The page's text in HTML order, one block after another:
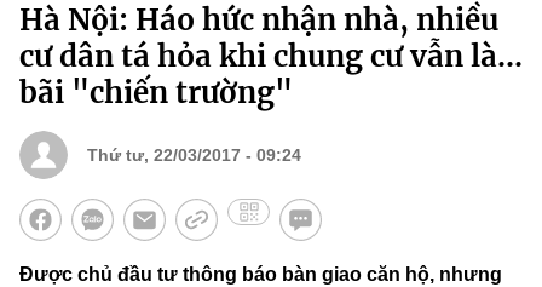
Hà Nội: Háo hức nhận nhà, nhiều
cư dân tá hỏa khi chung cư vẫn là...
bãi "chiến trường"
Thứ tư, 22/03/2017 - 09:24
Được chủ đầu tư thông báo bàn giao căn hộ, nhưng